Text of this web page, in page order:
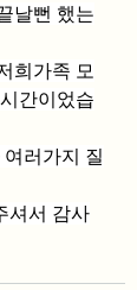
날뻔 했는
희가족 모
간이었습
러가지 질
셔서 감사